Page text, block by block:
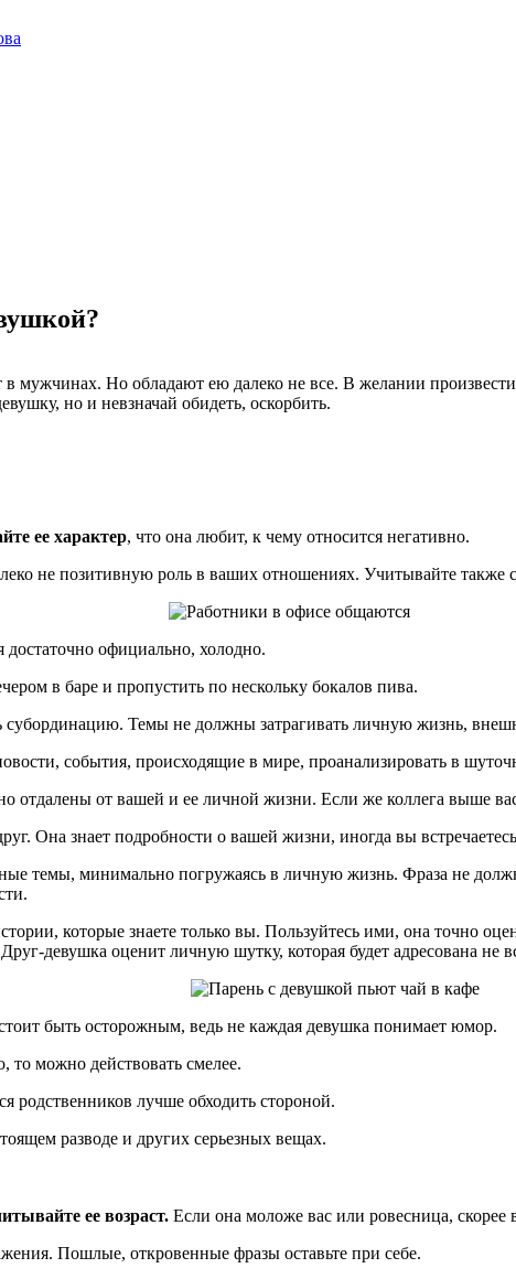
в мужчинах. Но обладают ею далеко не все. В желании
но и невзначай обидеть, оскорбить.
ее характер, что она любит, к чему относится негативно.
не позитивную роль в ваших отношениях. Учитывайте также
официально, холодно.
в баре и пропустить по нескольку бокалов пива.
субординацию. Темы не должны затрагивать личную жизнь,
события, происходящие в мире, проанализировать в
отдалены от вашей и ее личной жизни. Если же коллега выше
Она знает подробности о вашей жизни, иногда вы
темы, минимально погружаясь в личную жизнь. Фраза не
которые знаете только вы. Пользуйтесь ими, она точно
девушка оценит личную шутку, которая будет адресована не
быть осторожным, ведь не каждая девушка понимает юмор.
то можно действовать смелее.
лучше обходить стороной.
разводе и других серьезных вещах.
ее возраст. Если она моложе вас или ровесница, скорее
Пошлые, откровенные фразы оставьте при себе.